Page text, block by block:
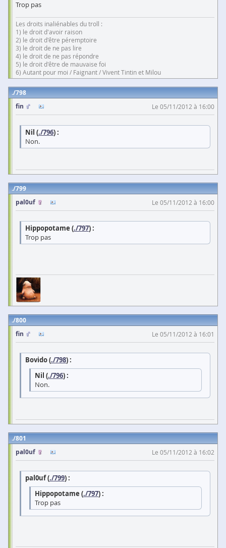
Trop pas
Les droits inaliénables du troll :
1) le droit d'avoir raison
2) le droit d'être péremptoire
3) le droit de ne pas lire
4) le droit de ne pas répondre
5) le droit d'être de mauvaise foi
6) Autant pour moi / Faignant / Vivent Tintin et Milou
798
fin
Le 05/11/2012 à 16:00
Nil (./796) :
Non.
799
pal0uf
Le 05/11/2012 à 16:00
Hippopotame (./797) :
Trop pas
800
fin
Le 05/11/2012 à 16:01
Bovido (./798) :
Nil (./796) :
Non.
801
pal0uf
Le 05/11/2012 à 16:02
pal0uf (./799) :
Hippopotame (./797) :
Trop pas